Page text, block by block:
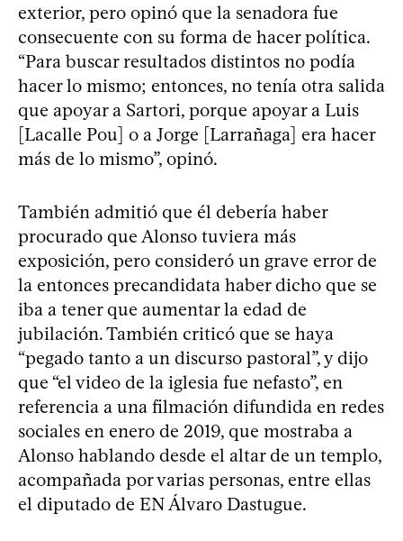
exterior, pero opinó que la senadora fue
consecuente con su forma de hacer política.
“Para buscar resultados distintos no podía
hacer lo mismo; entonces, no tenía otra salida
que apoyar a Sartori, porque apoyar a Luis
[Lacalle Pou] o a Jorge [Larrañaga] era hacer
más de lo mismo”, opinó.
También admitió que él debería haber
procurado que Alonso tuviera más
exposición, pero consideró un grave error de
la entonces precandidata haber dicho que se
iba a tener que aumentar la edad de
jubilación. También criticó que se haya
“pegado tanto a un discurso pastoral”, y dijo
que “el video de la iglesia fue nefasto”, en
referencia a una filmación difundida en redes
sociales en enero de 2019, que mostraba a
Alonso hablando desde el altar de un templo,
acompañada por varias personas, entre ellas
el diputado de EN Álvaro Dastugue.